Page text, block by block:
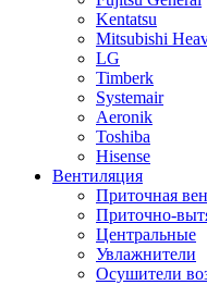
Kentatsu
Mitsubishi
LG
Timberk
Systemair
Aeronik
Toshiba
Hisense
Вентиляция
Приточная
Приточно-
Центральные
Увлажнители
Осушители